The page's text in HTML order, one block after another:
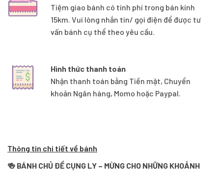
Tiệm giao bánh có tính phí trong bán kính
15km. Vui lòng nhắn tin/ gọi điện để được tư
vấn bánh cụ thể theo yêu cầu.
Hình thức thanh toán
Nhận thanh toán bằng Tiền mặt, Chuyển
khoản Ngân hàng, Momo hoặc Paypal.
Thông tin chi tiết về bánh
🍻 BÁNH CHỦ ĐỀ CỤNG LY – MỪNG CHO NHỮNG KHOẢNH